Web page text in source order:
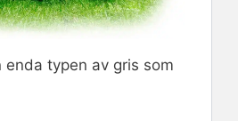
enda typen av gris som